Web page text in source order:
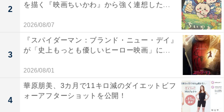
画像出典：フジテレビ『新宿野戦病院』公式Webサイト
2
を描く『映画ちいかわ』から強く連想した...
2026/08/07
3
『スパイダーマン：ブランド・ニュー・デイ』
が「史上もっとも優しいヒーロー映画」に...
2026/08/01
4
華原朋美、3カ月で11キロ減のダイエットビフ
ォーアフターショットを公開！